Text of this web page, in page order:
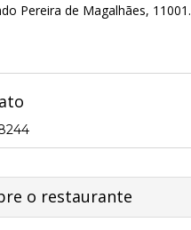
Pereira de Magalhães, 11001.
o restaurante